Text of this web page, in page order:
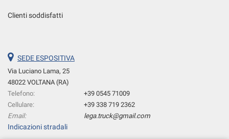
Clienti soddisfatti
SEDE ESPOSITIVA
Via Luciano Lama, 25
48022 VOLTANA (RA)
Telefono:
+39 0545 71009
Cellulare:
+39 338 719 2362
Email:
lega.truck@gmail.com
Indicazioni stradali